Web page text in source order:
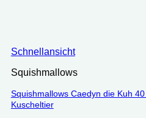
Schnellansicht
Squishmallows
Squishmallows Caedyn die Kuh
Kuscheltier